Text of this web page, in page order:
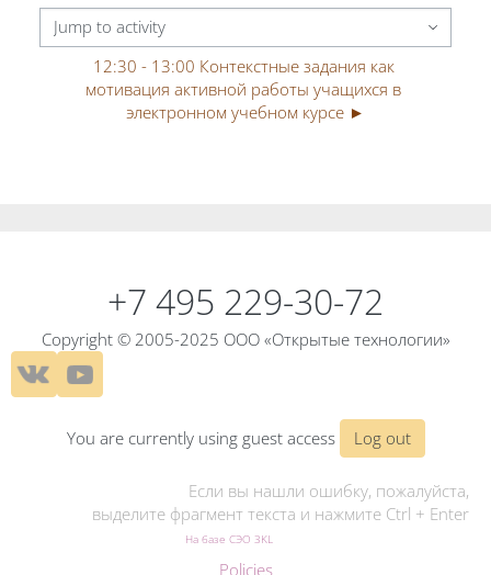
Jump to activity
12:30 - 13:00 Контекстные задания как
мотивация активной работы учащихся в
электронном учебном курсе ►
+7 495 229-30-72
Copyright © 2005-2025 ООО «Открытые технологии»
You are currently using guest access Log out
Если вы нашли ошибку, пожалуйста,
выделите фрагмент текста и нажмите Ctrl + Enter
На базе СЭО 3KL
Policies